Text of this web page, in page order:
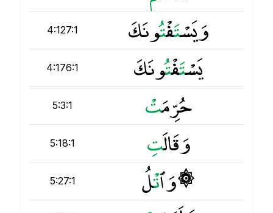
4:127:1 وَيَسْتَفْتُونَكَ
4:176:1 يَسْتَفْتُونَكَ
5:3:1 حُرِّمَت
5:18:1 وَقَالَت
5:27:1 ۞ وَٱتْلُ